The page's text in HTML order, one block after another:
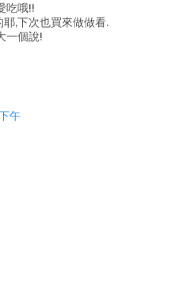
吃哦!!
,下次也買來做做看.
一個說!
午